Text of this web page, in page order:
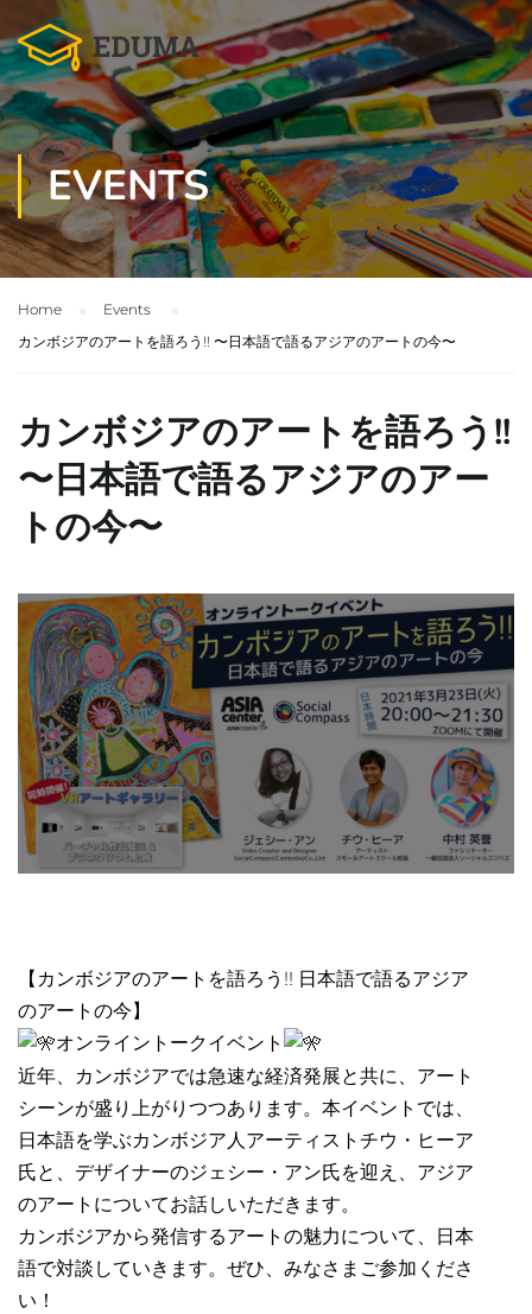
EVENTS
Home
Events
カンボジアのアートを語ろう!! 〜日本語で語るアジアのアートの今〜
カンボジアのアートを語ろう!!
〜日本語で語るアジアのアー
トの今〜
【カンボジアのアートを語ろう!! 日本語で語るアジア
のアートの今】
オンライントークイベント
近年、カンボジアでは急速な経済発展と共に、アート
シーンが盛り上がりつつあります。本イベントでは、
日本語を学ぶカンボジア人アーティストチウ・ヒーア
氏と、デザイナーのジェシー・アン氏を迎え、アジア
のアートについてお話しいただきます。
カンボジアから発信するアートの魅力について、日本
語で対談していきます。ぜひ、みなさまご参加くださ
い！